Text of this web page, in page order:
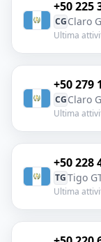
+50 225
CGClaro
Ultima
+50 279
CGClaro
Ultima
+50 228
TGTigo
Ultima